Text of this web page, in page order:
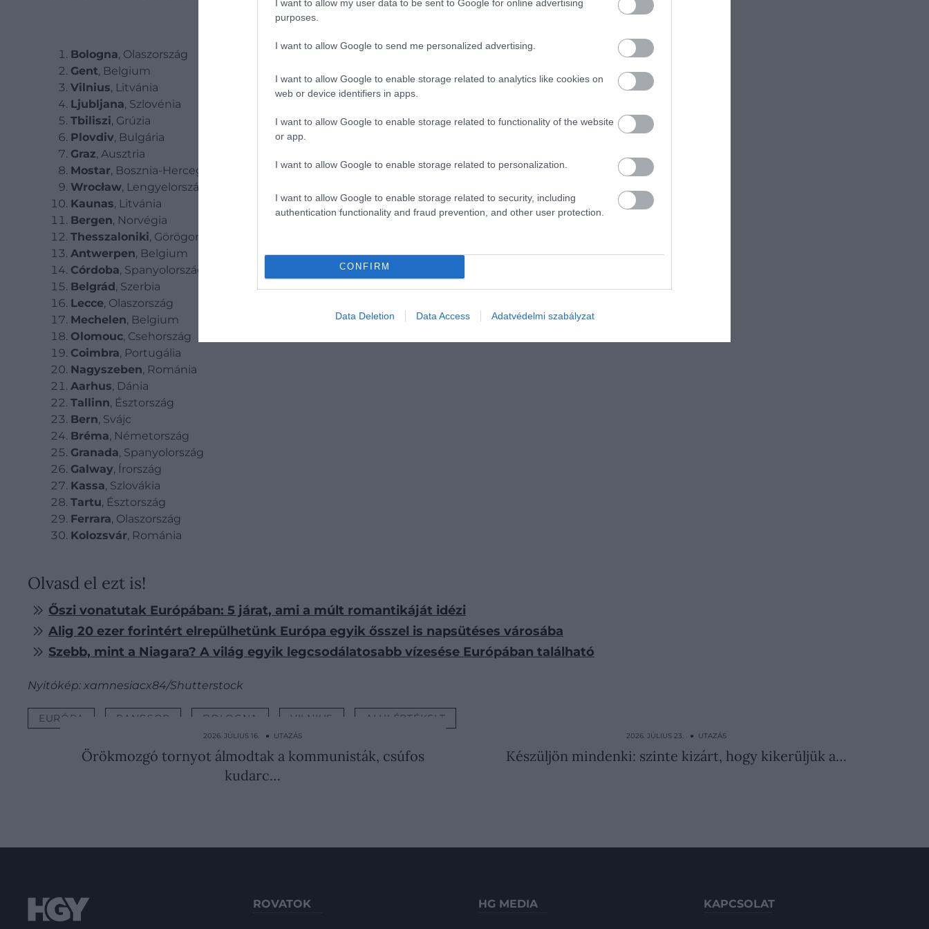
I want to allow my user data to be sent to Google for online advertising
purposes.
I want to allow Google to send me personalized advertising.
I want to allow Google to enable storage related to analytics like cookies on
web or device identifiers in apps.
I want to allow Google to enable storage related to functionality of the website
or app.
I want to allow Google to enable storage related to personalization.
I want to allow Google to enable storage related to security, including
authentication functionality and fraud prevention, and other user protection.
CONFIRM
Data Deletion Data Access Adatvédelmi szabályzat
Bologna, Olaszország
Gent, Belgium
Vilnius, Litvánia
Ljubljana, Szlovénia
Tbiliszi, Grúzia
Plovdiv, Bulgária
Graz, Ausztria
Mostar, Bosznia-Hercegovina
Wrocław, Lengyelország
Kaunas, Litvánia
Bergen, Norvégia
Thesszaloniki, Görögország
Antwerpen, Belgium
Córdoba, Spanyolország
Belgrád, Szerbia
Lecce, Olaszország
Mechelen, Belgium
Olomouc, Csehország
Coimbra, Portugália
Nagyszeben, Románia
Aarhus, Dánia
Tallinn, Észtország
Bern, Svájc
Bréma, Németország
Granada, Spanyolország
Galway, Írország
Kassa, Szlovákia
Tartu, Észtország
Ferrara, Olaszország
Kolozsvár, Románia
Olvasd el ezt is!
Őszi vonatutak Európában: 5 járat, ami a múlt romantikáját idézi
Alig 20 ezer forintért elrepülhetünk Európa egyik ősszel is napsütéses városába
Szebb, mint a Niagara? A világ egyik legcsodálatosabb vízesése Európában található
Nyitókép: xamnesiacx84/Shutterstock
EURÓPA RANGSOR BOLOGNA VILNIUS ALULÉRTÉKELT
2026. JÚLIUS 16. ● UTAZÁS
Örökmozgó tornyot álmodtak a kommunisták, csúfos
kudarc…
2026. JÚLIUS 23. ● UTAZÁS
Készüljön mindenki: szinte kizárt, hogy kikerüljük a…
ROVATOK HG MEDIA KAPCSOLAT